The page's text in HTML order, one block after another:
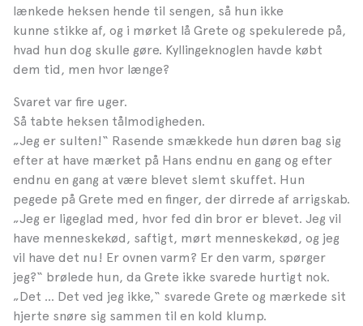
lænkede heksen hende til sengen, så hun ikke
kunne stikke af, og i mørket lå Grete og spekulerede på,
hvad hun dog skulle gøre. Kyllingeknoglen havde købt
dem tid, men hvor længe?
Svaret var fire uger.
Så tabte heksen tålmodigheden.
„Jeg er sulten!“ Rasende smækkede hun døren bag sig
efter at have mærket på Hans endnu en gang og efter
endnu en gang at være blevet slemt skuffet. Hun
pegede på Grete med en finger, der dirrede af arrigskab.
„Jeg er ligeglad med, hvor fed din bror er blevet. Jeg vil
have menneskekød, saftigt, mørt menneskekød, og jeg
vil have det nu! Er ovnen varm? Er den varm, spørger
jeg?“ brølede hun, da Grete ikke svarede hurtigt nok.
„Det … Det ved jeg ikke,“ svarede Grete og mærkede sit
hjerte snøre sig sammen til en kold klump.